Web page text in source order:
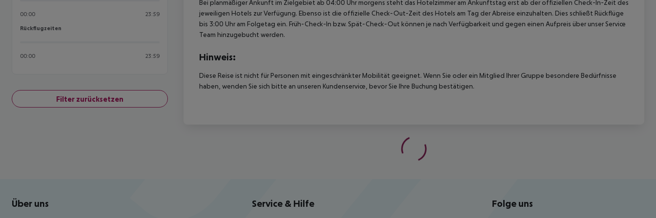
00:00 23:59
Rückflugzeiten
Rückflugzeiten
00:00 23:59
Filter zurücksetzen
Bei planmäßiger Ankunft im Zielgebiet ab 04:00 Uhr morgens steht das Hotelzimmer am Ankunftstag erst ab der offiziellen Check-In-Zeit des
jeweiligen Hotels zur Verfügung. Ebenso ist die offizielle Check-Out-Zeit des Hotels am Tag der Abreise einzuhalten. Dies schließt Rückflüge
bis 3:00 Uhr am Folgetag ein. Früh-Check-In bzw. Spät-Check-Out können je nach Verfügbarkeit und gegen einen Aufpreis über unser Service
Team hinzugebucht werden.
Hinweis:
Diese Reise ist nicht für Personen mit eingeschränkter Mobilität geeignet. Wenn Sie oder ein Mitglied Ihrer Gruppe besondere Bedürfnisse
haben, wenden Sie sich bitte an unseren Kundenservice, bevor Sie Ihre Buchung bestätigen.
Footer navigation
Über uns Service & Hilfe Folge uns